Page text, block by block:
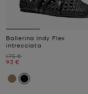
Ballerina Indy Flex
intrecciata
Prezzo iniziale
175 €
Prezzo attuale
93 €